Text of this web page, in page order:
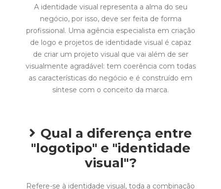
A identidade visual representa a alma do seu
negócio, por isso, deve ser feita de forma
profissional. Uma agência especialista em criação
de logo e projetos de identidade visual é capaz
de criar um projeto visual que vai além de ser
visualmente agradável: tem coerência com todas
as características do negócio e é construído em
síntese com o conceito da marca.
Qual a diferença entre
"logotipo" e "identidade
visual"?
Refere-se à identidade visual, toda a combinação